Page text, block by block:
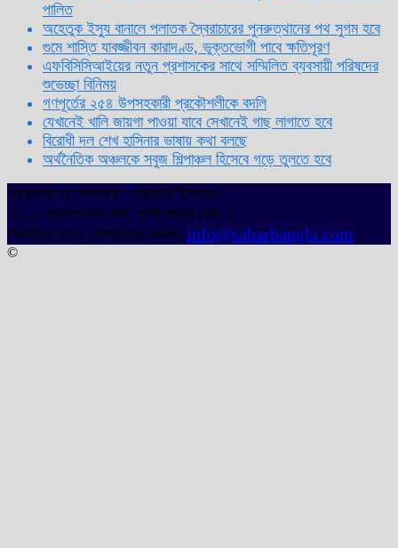
পালিত
অহেতুক ইস্যু বানালে পলাতক স্বৈরাচারের পুনরুত্থানের পথ সুগম হবে
গুমে শাস্তি যাবজ্জীবন কারাদণ্ড, ভুক্তভোগী পাবে ক্ষতিপূরণ
এফবিসিসিআইয়ের নতুন প্রশাসকের সাথে সম্মিলিত ব্যবসায়ী পরিষদের
শুভেচ্ছা বিনিময়
গণপূর্তের ২৫৪ উপসহকারী প্রকৌশলীকে বদলি
যেখানেই খালি জায়গা পাওয়া যাবে সেখানেই গাছ লাগাতে হবে
বিরোধী দল শেখ হাসিনার ভাষায় কথা বলছে
অর্থনৈতিক অঞ্চলকে সবুজ শিল্পাঞ্চল হিসেবে গড়ে তুলতে হবে
প্রকাশক ও সম্পাদক : সোহানা ইসলাম
৩/১৩ প্রতাপদাশ লেন, লক্ষিবাজার ঢাকা।
আমাদের সাথে যোগাযোগ করুন: info@sabarbangla.com
©